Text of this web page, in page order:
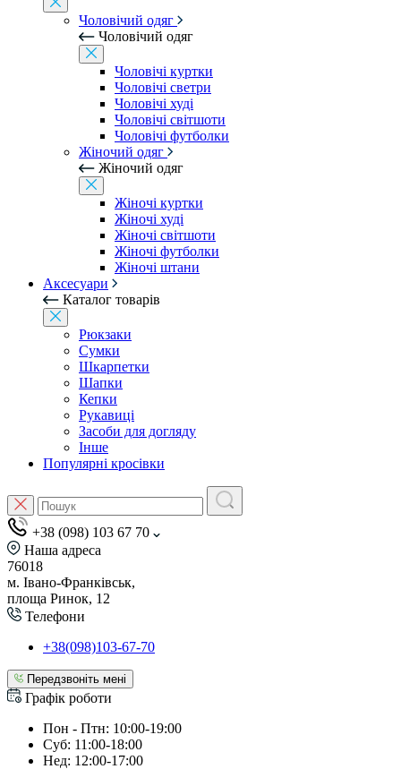
Чоловічий одяг
Чоловічий одяг
Чоловічі куртки
Чоловічі светри
Чоловічі худі
Чоловічі світшоти
Чоловічі футболки
Жіночий одяг
Жіночий одяг
Жіночі куртки
Жіночі худі
Жіночі світшоти
Жіночі футболки
Жіночі штани
Аксесуари
Каталог товарів
Рюкзаки
Сумки
Шкарпетки
Шапки
Кепки
Рукавиці
Засоби для догляду
Інше
Популярні кросівки
+38 (098) 103 67 70
Наша адреса
76018
м. Івано-Франківськ,
площа Ринок, 12
Телефони
+38(098)103-67-70
Передзвоніть мені
Графік роботи
Пон - Птн: 10:00-19:00
Суб: 11:00-18:00
Нед: 12:00-17:00